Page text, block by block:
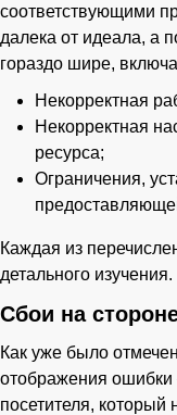
соответствующими
далека от идеала, а
гораздо шире,
Некорректная
Некорректная
ресурса;
Ограничения,
Каждая из
детального изучения.
Сбои на
Как уже было
отображения ошибки
посетителя, который